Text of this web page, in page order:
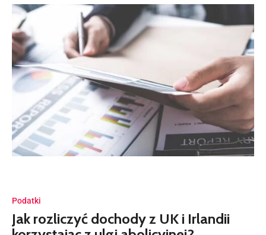
Podatki
Jak rozliczyć dochody z UK i Irlandii